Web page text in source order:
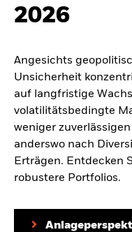
2026
Angesichts
Unsicherheit
auf langfristige
volatilitätsbedingte
weniger
anderswo nach
Erträgen. Entdecken
robustere Portfolios.